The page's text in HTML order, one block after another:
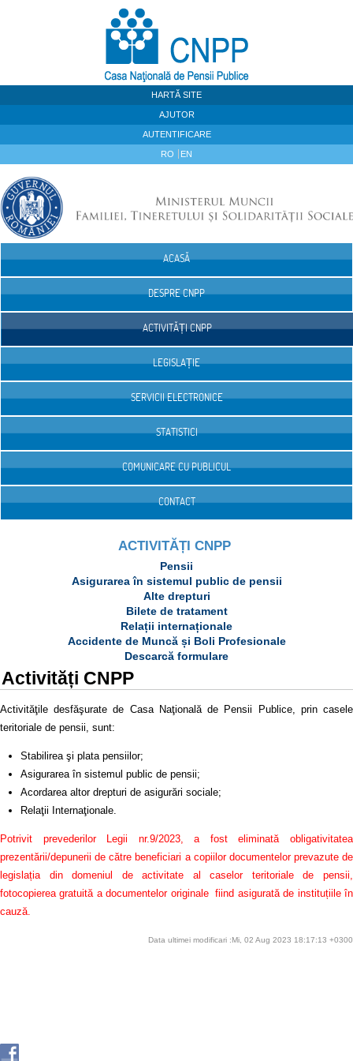
HARTĂ SITE
AJUTOR
AUTENTIFICARE
RO EN
ACASĂ
DESPRE CNPP
ACTIVITĂȚI CNPP
LEGISLAȚIE
SERVICII ELECTRONICE
STATISTICI
COMUNICARE CU PUBLICUL
CONTACT
ACTIVITĂȚI CNPP
Pensii
Asigurarea în sistemul public de pensii
Alte drepturi
Bilete de tratament
Relații internaționale
Accidente de Muncă și Boli Profesionale
Descarcă formulare
Activități CNPP
Activităţile desfăşurate de Casa Naţională de Pensii Publice, prin casele
teritoriale de pensii, sunt:
Stabilirea şi plata pensiilor;
Asigurarea în sistemul public de pensii;
Acordarea altor drepturi de asigurări sociale;
Relaţii Internaţionale.
Potrivit prevederilor Legii nr.9/2023, a fost eliminată obligativitatea
prezentării/depunerii de către beneficiari a copiilor documentelor prevazute de
legislația din domeniul de activitate al caselor teritoriale de pensii,
fotocopierea gratuită a documentelor originale fiind asigurată de instituțiile în
cauză.
Data ultimei modificari :Mi, 02 Aug 2023 18:17:13 +0300